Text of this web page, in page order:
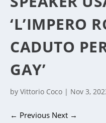
‘L’IMPERO
CADUTO
GAY’
byVittorio Coco | Nov 3,
← Previous Next →